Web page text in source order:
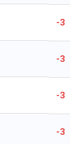
-3
-3
-3
-3